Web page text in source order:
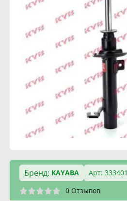
Бренд: KAYABA
Арт: 333401
0 Отзывов